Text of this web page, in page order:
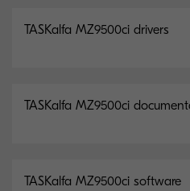
TASKalfa MZ9500ci drivers
TASKalfa MZ9500ci
TASKalfa MZ9500ci software